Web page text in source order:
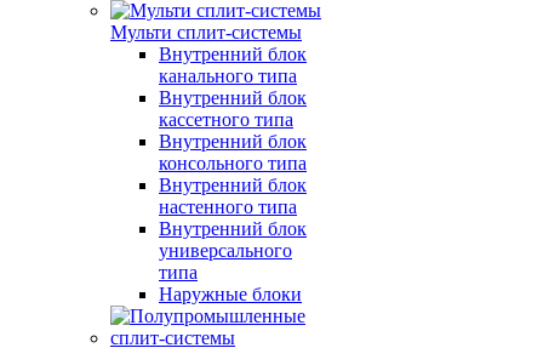
Мульти сплит-системы
Внутренний блок
канального типа
Внутренний блок
кассетного типа
Внутренний блок
консольного типа
Внутренний блок
настенного типа
Внутренний блок
универсального
типа
Наружные блоки